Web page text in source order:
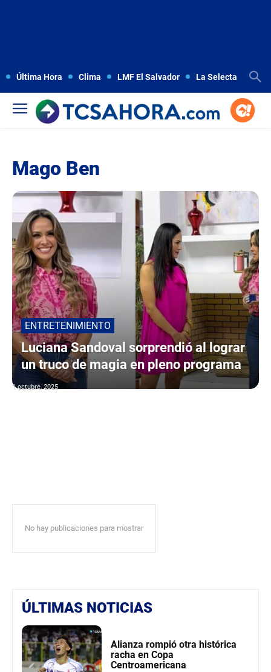
Última Hora Clima LMF El Salvador La Selecta
Mago Ben
ENTRETENIMIENTO
Luciana Sandoval sorprendió al lograr
un truco de magia en pleno programa
1 octubre, 2025
No hay publicaciones para mostrar
ÚLTIMAS NOTICIAS
Alianza rompió otra histórica
racha en Copa
Centroamericana